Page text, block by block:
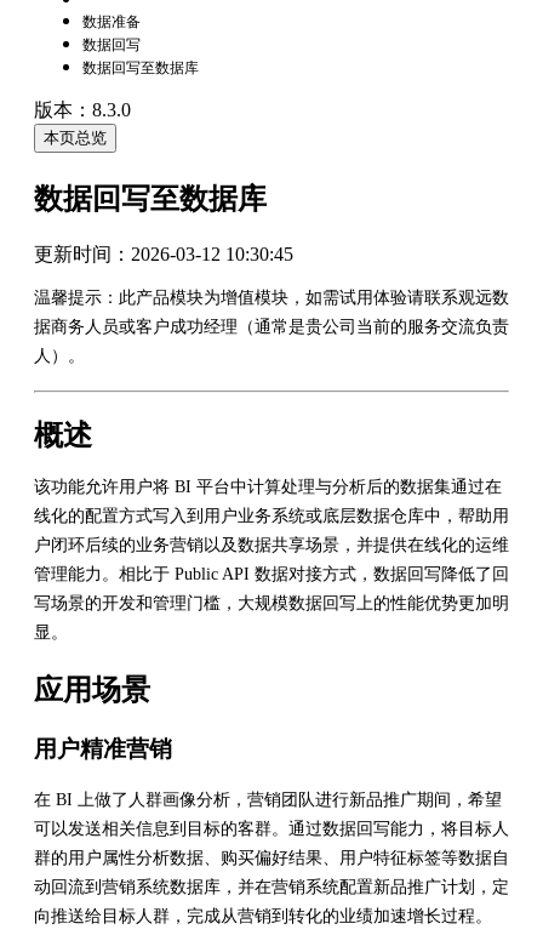
数据准备
数据回写
数据回写至数据库
版本：8.3.0
本页总览
数据回写至数据库
更新时间： 2026-03-12 10:30:45
温馨提示：此产品模块为增值模块，如需试用体验请联系观远数
据商务人员或客户成功经理（通常是贵公司当前的服务交流负责
人）。
概述
该功能允许用户将 BI 平台中计算处理与分析后的数据集通过在
线化的配置方式写入到用户业务系统或底层数据仓库中，帮助用
户闭环后续的业务营销以及数据共享场景，并提供在线化的运维
管理能力。相比于 Public API 数据对接方式，数据回写降低了回
写场景的开发和管理门槛，大规模数据回写上的性能优势更加明
显。
应用场景
用户精准营销
在 BI 上做了人群画像分析，营销团队进行新品推广期间，希望
可以发送相关信息到目标的客群。通过数据回写能力，将目标人
群的用户属性分析数据、购买偏好结果、用户特征标签等数据自
动回流到营销系统数据库，并在营销系统配置新品推广计划，定
向推送给目标人群，完成从营销到转化的业绩加速增长过程。